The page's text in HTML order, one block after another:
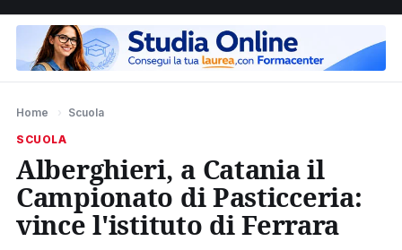
Home › Scuola
SCUOLA
Alberghieri, a Catania il
Campionato di Pasticceria:
vince l'istituto di Ferrara